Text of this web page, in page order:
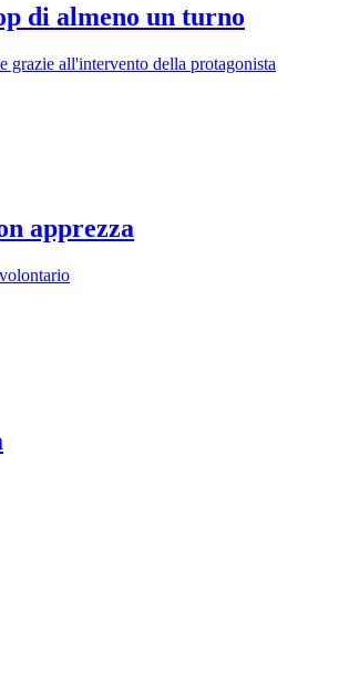
di almeno un turno
grazie all'intervento della protagonista
apprezza